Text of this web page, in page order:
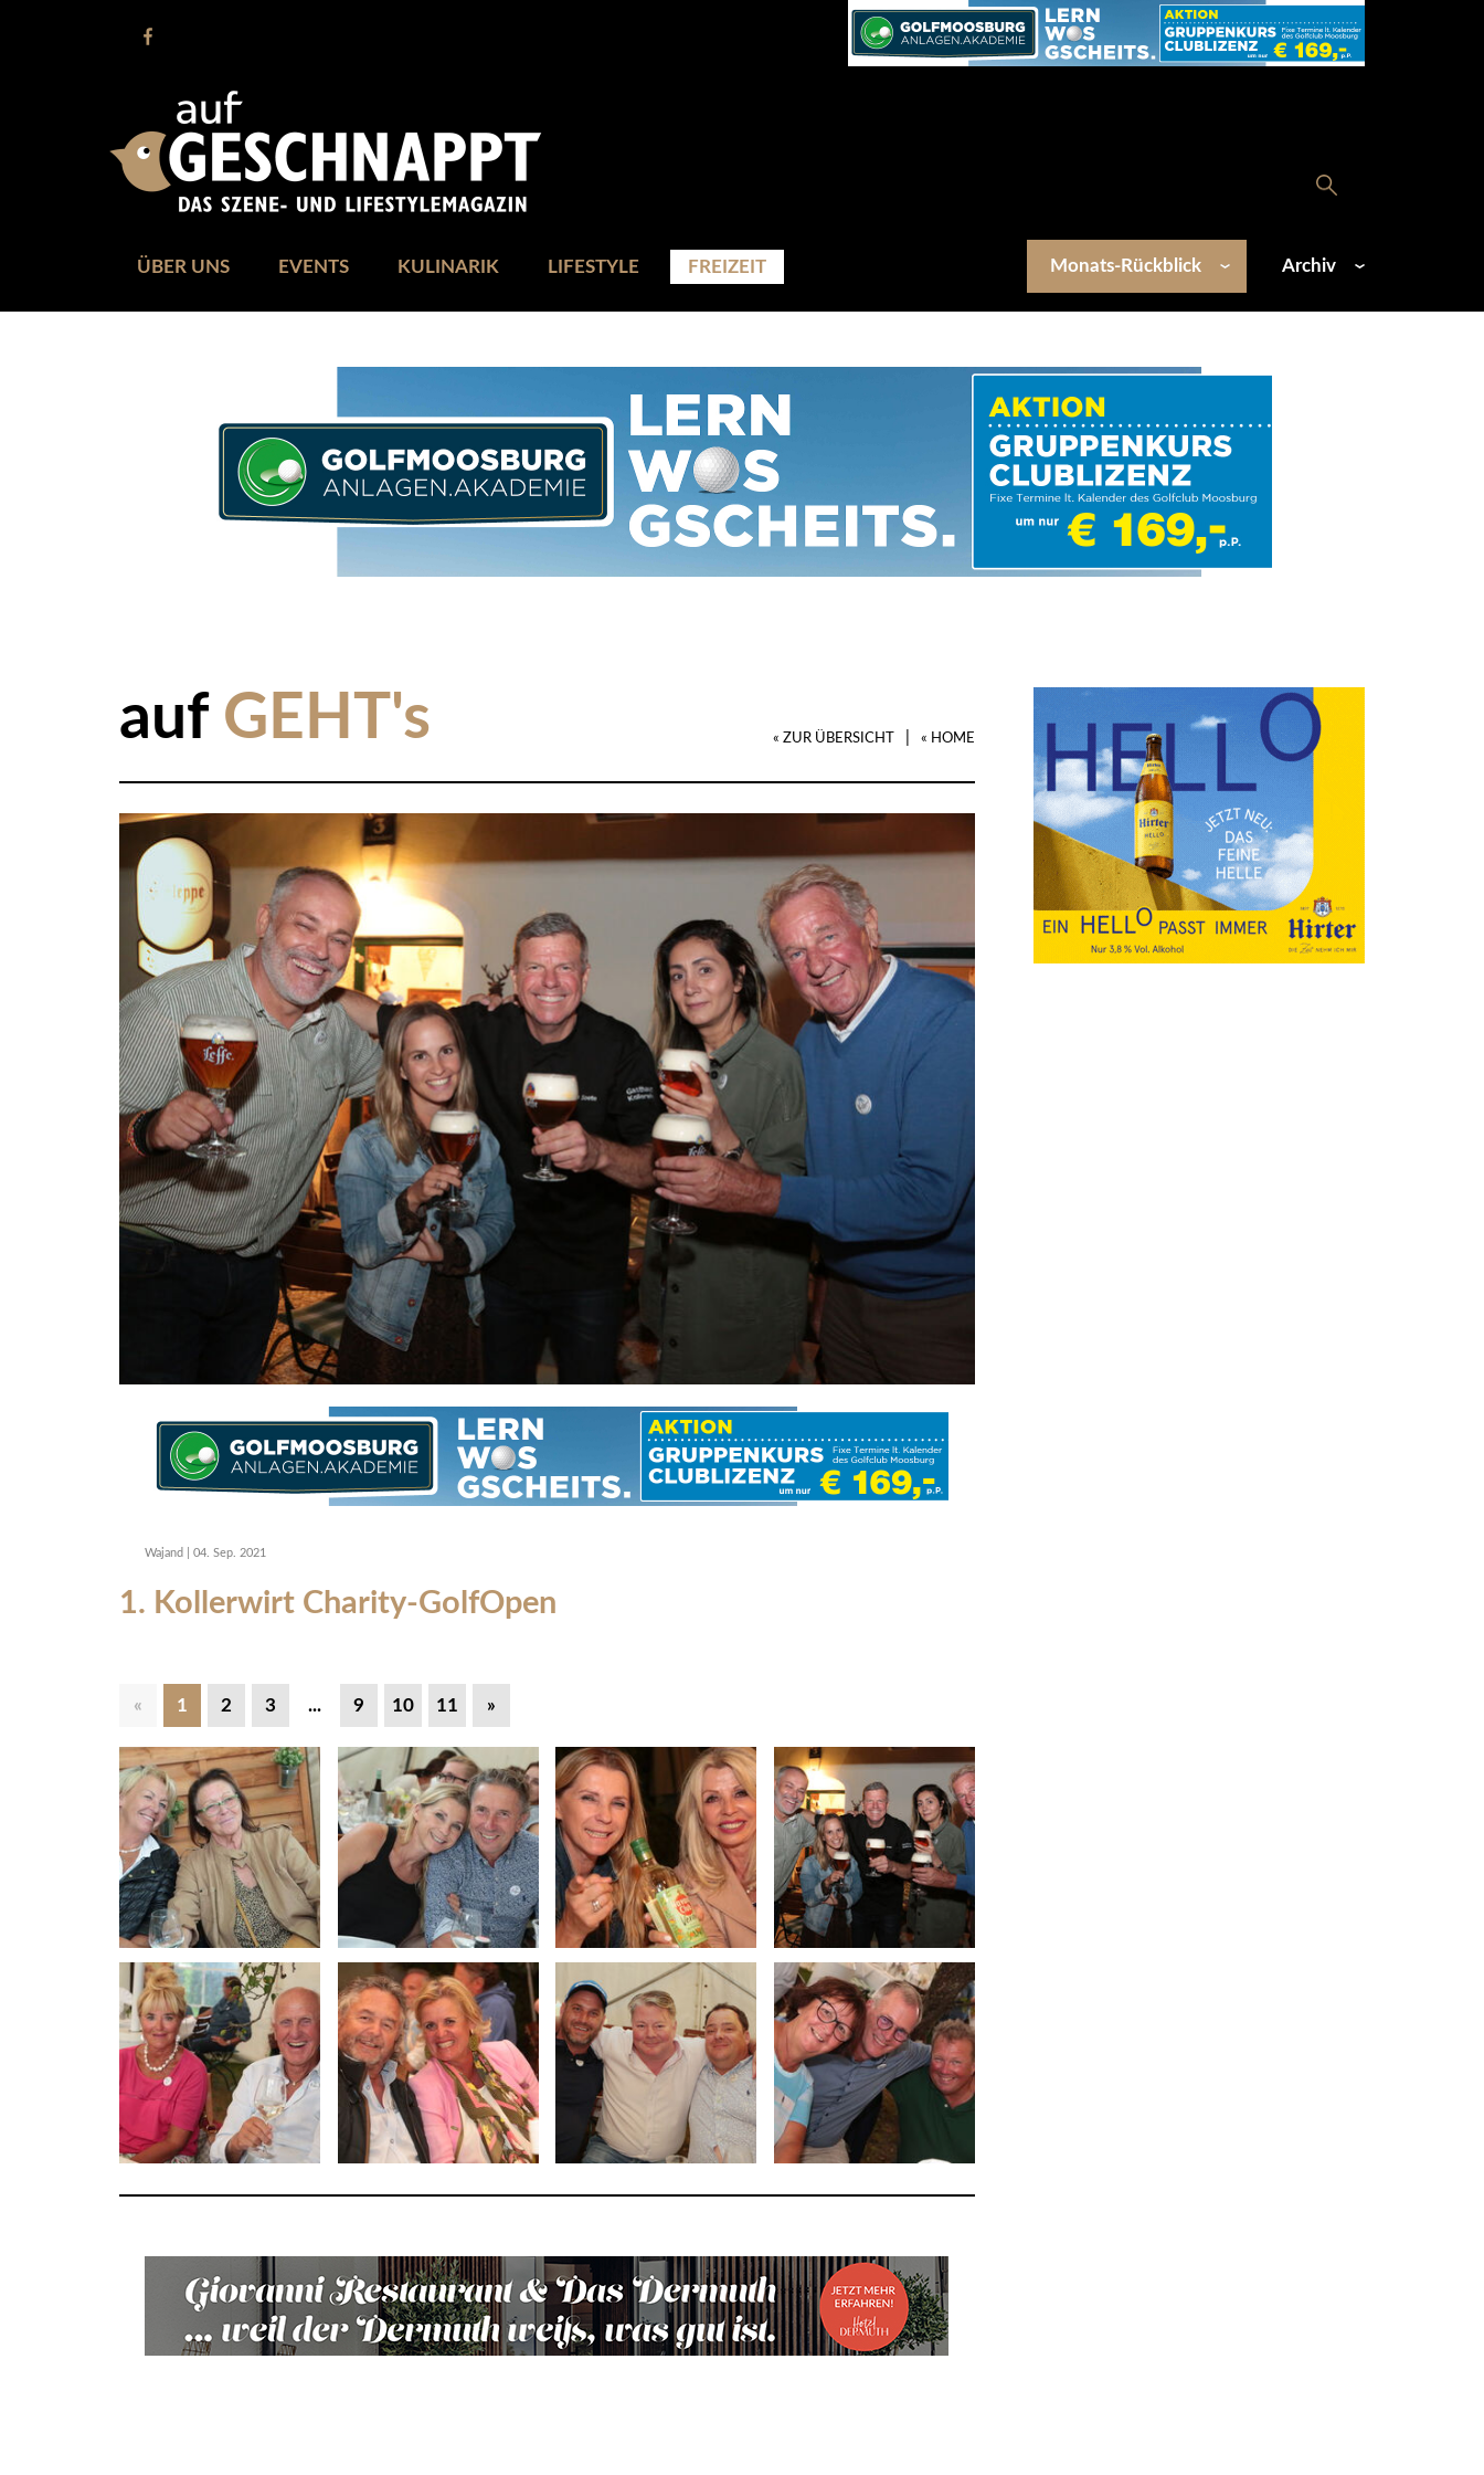
ÜBER UNS EVENTS KULINARIK LIFESTYLE FREIZEIT Monats-Rückblick Archiv
auf GEHT's « ZUR ÜBERSICHT « HOME
Wajand 04. Sep. 2021
1. Kollerwirt Charity-GolfOpen
« 1 2 3 ... 9 10 11 »